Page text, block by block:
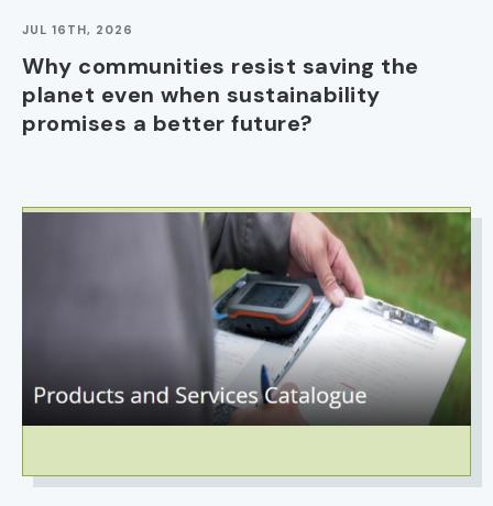
JUL 16TH, 2026
Why communities resist saving the
planet even when sustainability
promises a better future?